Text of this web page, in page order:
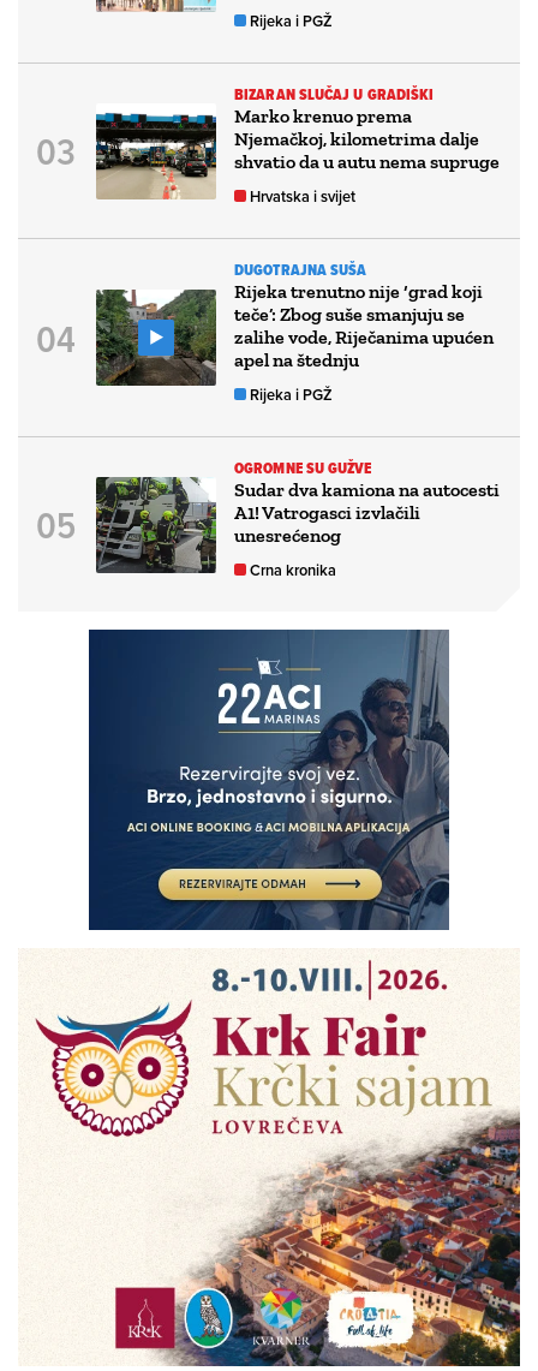
Rijeka i PGŽ
BIZARAN SLUČAJ U GRADIŠKI
Marko krenuo prema
Njemačkoj, kilometrima dalje
shvatio da u autu nema supruge
Hrvatska i svijet
DUGOTRAJNA SUŠA
Rijeka trenutno nije ‘grad koji
teče’: Zbog suše smanjuju se
zalihe vode, Riječanima upućen
apel na štednju
Rijeka i PGŽ
OGROMNE SU GUŽVE
Sudar dva kamiona na autocesti
A1! Vatrogasci izvlačili
unesrećenog
Crna kronika